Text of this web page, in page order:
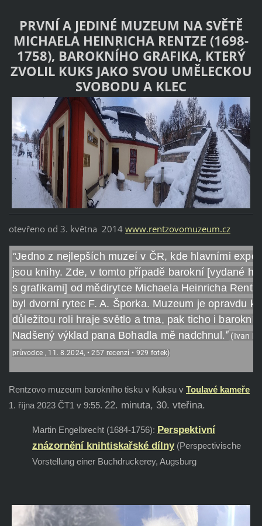
PRVNÍ A JEDINÉ MUZEUM NA SVĚTĚ
MICHAELA HEINRICHA RENTZE (1698-
1758), BAROKNÍHO GRAFIKA, KTERÝ
ZVOLIL KUKS JAKO SVOU UMĚLECKOU
SVOBODU A KLEC
otevřeno od 3. května 2014 www.rentzovomuzeum.cz
"Jedno z nejlepších muzeí v ČR, kde hlavními
jsou knihy. Zde, v tomto případě barokní [vydané
s grafikami] od mědirytce Michaela Heinricha
byl dvorní rytec F. A. Šporka. Muzeum je opravdu
důležitou roli hraje světlo a tma, pak ticho i barokní
Nadšený výklad pana Bohadla mě nadchnul ." (Ivan
průvodce , 11. 8.2024, • 257 recenzí • 929 fotek)
Rentzovo muzeum barokního tisku v Kuksu v Toulavé kameře
1. října 2023 ČT1 v 9:55. 22. minuta, 30. vteřina.
Martin Engelbrecht (1684-1756): Perspektivní
znázornění knihtiskařské dílny(Perspectivische
Vorstellung einer Buchdruckerey, Augsburg